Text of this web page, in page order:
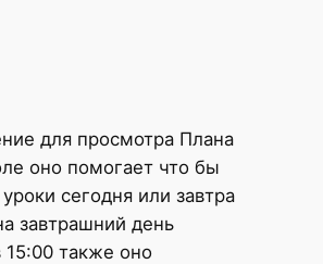
для просмотра Плана
оно помогает что бы
сегодня или завтра
завтрашний день
15:00 также оно